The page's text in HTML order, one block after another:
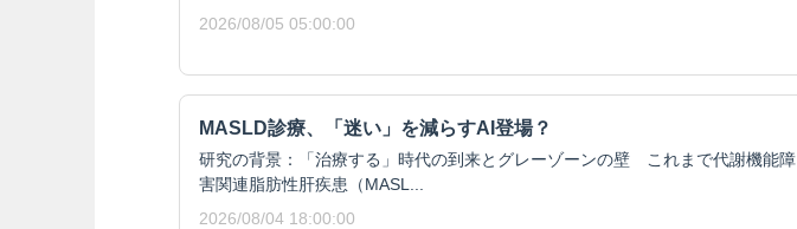
2026/08/05 05:00:00
MASLD診療、「迷い」を減らすAI登場？
研究の背景：「治療する」時代の到来とグレーゾーンの壁 これまで代謝機能障
害関連脂肪性肝疾患（MASL...
2026/08/04 18:00:00